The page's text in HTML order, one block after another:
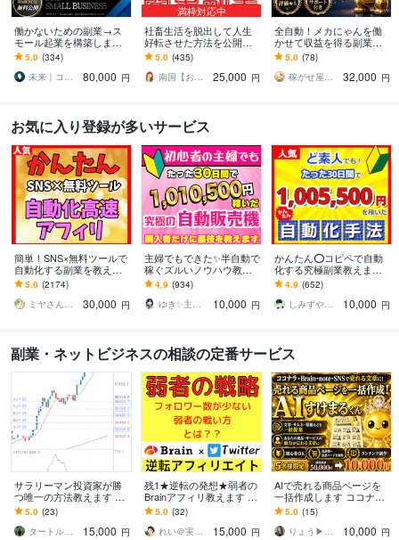
働かないための副業→ス
モール起業を構築します
初心者から個別伴走｜長
期で回るビジネスづくり
と実務AIスキル
5.0 (334)
未来｜コンテンツ起業ラボ
80,000 円
満枠対応中
社畜生活を脱出して人生
好転させた方法を公開し
ます ツールで自動化→底
辺人生から解放されて理
想の生活♪
5.0 (435)
南国【おうち副業で月収100万】
25,000 円
全自動！メカにゃんを働
かせて収益を得る副業教
えます スマホ１台｜超初
心者向け｜放置型副業｜
自動コンテンツ販売
5.0 (78)
稼がせ屋まさる｜プロマーケター｜２冠達成
32,000 円
お気に入り登録が多いサービス
簡単！SNS×無料ツールで
自動化する副業を教えま
す 【マンツーマンサポー
ト】3ステップ作業！仕組
みを増産で加速化
5.0 (2174)
ミヤさん【ネットで月収450万円達成】
30,000 円
主婦でもできた✨半自動で
稼ぐズルいノウハウ教え
ます 3ステップで作成可
能！ほぼ放置で稼ぐ前代
未聞のおすすめ副業！
4.9 (934)
ゆき✨主婦でも月収100万円✨
10,000 円
かんたん⭕️コピペで自動
化する究極副業教えます
超ずるい⚠️スキル経験ゼ
ロでもできる新世代の手
法【超入門編】
4.9 (652)
しみずや＠自動化月収100万円
10,000 円
副業・ネットビジネスの相談の定番サービス
サラリーマン投資家が勝
つ唯一の方法教えます 投
資、スキャルピング、デ
イトレで勝てない人、必
見です
5.0 (23)
タートル専業トレーダー
15,000 円
残1★逆転の発想★弱者の
Brainアフィリ教えます 流
出厳禁※フォロワーが1,00
0人以上の方は買わない
で！
5.0 (32)
れい＠実績０の副業迷子をやさしくサポート
15,000 円
AIで売れる商品ページを
一括作成します ココナ
ラ・note・SNS等｜売れ
る仕組みをまとめてサポ
ート
5.0 (15)
りょう▶在宅で月10万円を叶えたママ
10,000 円